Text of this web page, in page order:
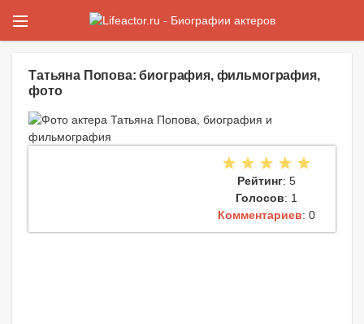
Татьяна Попова: биография, фильмография,
фото
Рейтинг: 5
Голосов: 1
Комментариев: 0